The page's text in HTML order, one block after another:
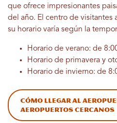
que ofrece impresionantes
del año. El centro de visitantes
su horario varía según la
Horario de verano: de
Horario de primavera y
Horario de invierno: de
Cómo llegar al
aeropuertos cercanos